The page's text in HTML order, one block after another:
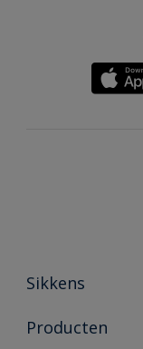
Sikkens
Over Sikkens
Producten